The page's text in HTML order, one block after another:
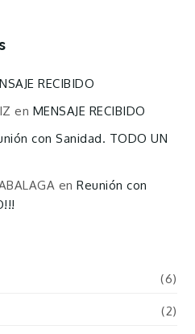
RECIBIDO
en MENSAJE RECIBIDO
con Sanidad. TODO UN
enReunión con
(6)
(2)